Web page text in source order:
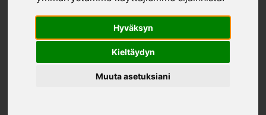
Hyväksyn
Kieltäydyn
Muuta asetuksiani